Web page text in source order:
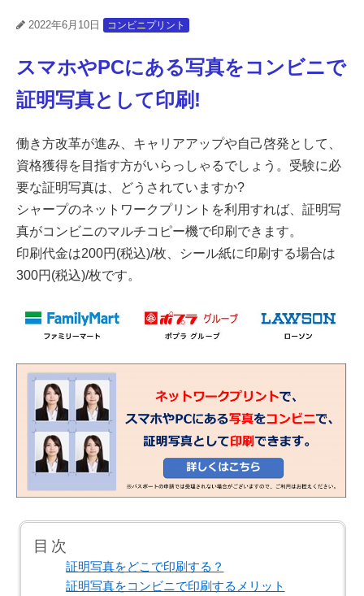
2022年6月10日 コンビニプリント
スマホやPCにある写真をコンビニで
証明写真として印刷!
働き方改革が進み、キャリアアップや自己啓発として、
資格獲得を目指す方がいらっしゃるでしょう。受験に必
要な証明写真は、どうされていますか?
シャープのネットワークプリントを利用すれば、証明写
真がコンビニのマルチコピー機で印刷できます。
印刷代金は200円(税込)/枚、シール紙に印刷する場合は
300円(税込)/枚です。
目次
証明写真をどこで印刷する？
証明写真をコンビニで印刷するメリット